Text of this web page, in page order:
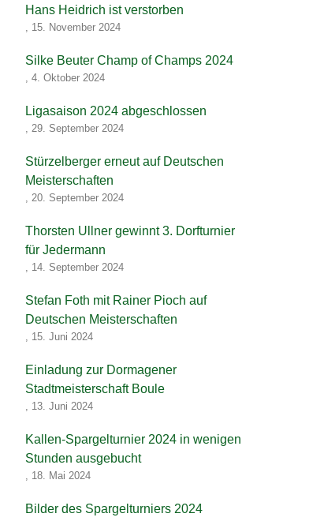
Hans Heidrich ist verstorben
, 15. November 2024
Silke Beuter Champ of Champs 2024
, 4. Oktober 2024
Ligasaison 2024 abgeschlossen
, 29. September 2024
Stürzelberger erneut auf Deutschen
Meisterschaften
, 20. September 2024
Thorsten Ullner gewinnt 3. Dorfturnier
für Jedermann
, 14. September 2024
Stefan Foth mit Rainer Pioch auf
Deutschen Meisterschaften
, 15. Juni 2024
Einladung zur Dormagener
Stadtmeisterschaft Boule
, 13. Juni 2024
Kallen-Spargelturnier 2024 in wenigen
Stunden ausgebucht
, 18. Mai 2024
Bilder des Spargelturniers 2024